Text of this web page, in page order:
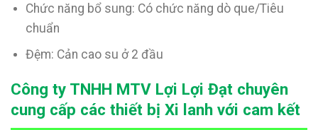
Chức năng bổ sung: Có chức năng dò que/Tiêu
chuẩn
Đệm: Cản cao su ở 2 đầu
Công ty TNHH MTV Lợi Lợi Đạt chuyên
cung cấp các thiết bị Xi lanh với cam kết